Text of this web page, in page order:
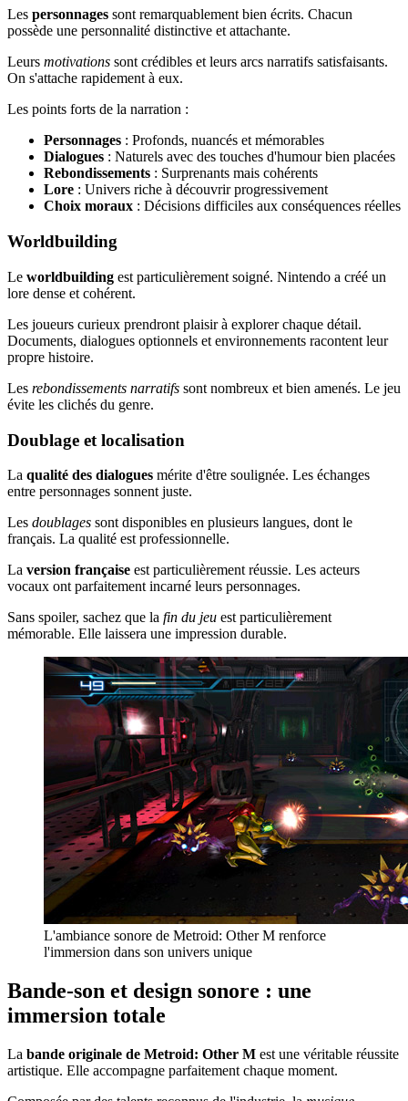
Les personnages sont remarquablement bien écrits. Chacun
possède une personnalité distinctive et attachante.
Leurs motivations sont crédibles et leurs arcs narratifs satisfaisants.
On s'attache rapidement à eux.
Les points forts de la narration :
Personnages : Profonds, nuancés et mémorables
Dialogues : Naturels avec des touches d'humour bien placées
Rebondissements : Surprenants mais cohérents
Lore : Univers riche à découvrir progressivement
Choix moraux : Décisions difficiles aux conséquences réelles
Worldbuilding
Le worldbuilding est particulièrement soigné. Nintendo a créé un
lore dense et cohérent.
Les joueurs curieux prendront plaisir à explorer chaque détail.
Documents, dialogues optionnels et environnements racontent leur
propre histoire.
Les rebondissements narratifs sont nombreux et bien amenés. Le jeu
évite les clichés du genre.
Doublage et localisation
La qualité des dialogues mérite d'être soulignée. Les échanges
entre personnages sonnent juste.
Les doublages sont disponibles en plusieurs langues, dont le
français. La qualité est professionnelle.
La version française est particulièrement réussie. Les acteurs
vocaux ont parfaitement incarné leurs personnages.
Sans spoiler, sachez que la fin du jeu est particulièrement
mémorable. Elle laissera une impression durable.
L'ambiance sonore de Metroid: Other M renforce
l'immersion dans son univers unique
Bande-son et design sonore : une
immersion totale
La bande originale de Metroid: Other M est une véritable réussite
artistique. Elle accompagne parfaitement chaque moment.